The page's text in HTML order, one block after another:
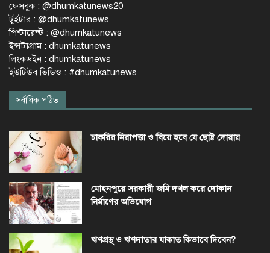
ফেসবুক : @dhumkatunews20
টুইটার : @dhumkatunews
পিন্টারেস্ট : @dhumkatunews
ইন্সটাগ্রাম : dhumkatunews
লিংকডইন : dhumkatunews
ইউটিউব ভিডিও : #dhumkatunews
সর্বাধিক পঠিত
চাকরির নিরাপত্তা ও বিয়ে হবে যে ছোট্ট দোয়ায়
মোহনপুরে সরকারী জমি দখল করে দোকান
নির্মাণের অভিযোগ
ঋণগ্রস্থ ও ঋণদাতার যাকাত কিভাবে দিবেন?